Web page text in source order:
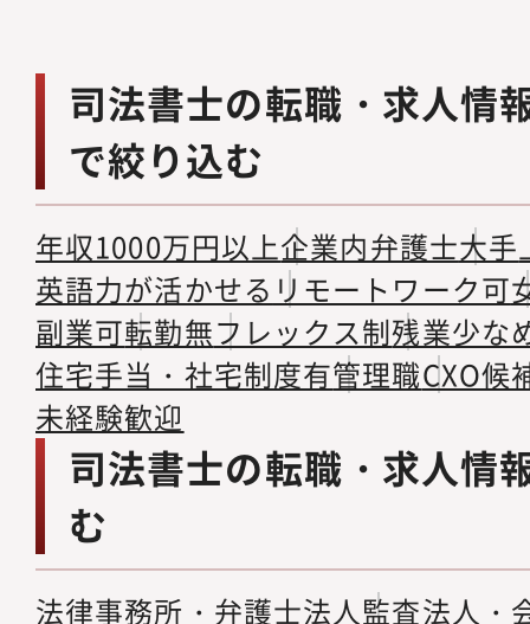
司法書士の転職・求人情
で絞り込む
年収1000万円以上企業内弁護士大手
英語力が活かせる リモートワーク可
副業可転勤無フレックス制残業少な
住宅手当・社宅制度有管理職CXO候
未経験歓迎
司法書士の転職・求人情
む
法律事務所・弁護士法人監査法人・